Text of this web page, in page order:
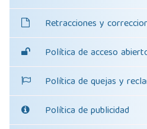
Retracciones y
Política de acceso
Política de quejas y
Política de publicidad